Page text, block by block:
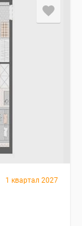
1 квартал 2027